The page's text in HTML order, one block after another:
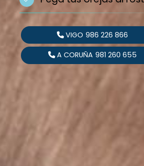
VIGO 986 226 866
A CORUÑA 981 260 655